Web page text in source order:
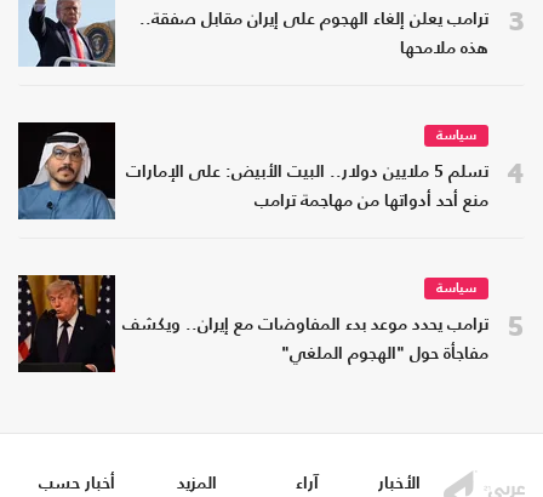
3
ترامب يعلن إلغاء الهجوم على إيران مقابل صفقة..
هذه ملامحها
4
سياسة
تسلم 5 ملايين دولار.. البيت الأبيض: على الإمارات
منع أحد أدواتها من مهاجمة ترامب
5
سياسة
ترامب يحدد موعد بدء المفاوضات مع إيران.. ويكشف
مفاجأة حول "الهجوم الملغي"
الأخبار آراء المزيد أخبار حسب